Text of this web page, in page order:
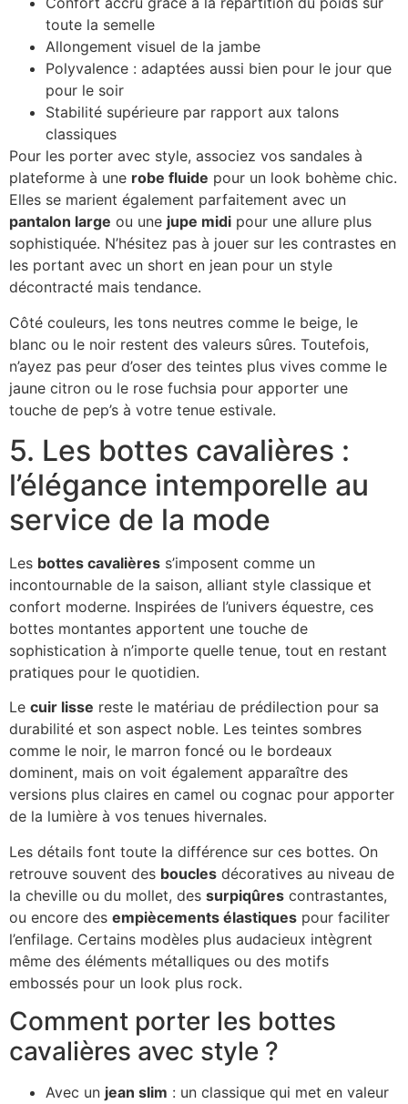
toute la semelle
Allongement visuel de la jambe
Polyvalence : adaptées aussi bien pour le jour que
pour le soir
Stabilité supérieure par rapport aux talons
classiques
Pour les porter avec style, associez vos sandales à
plateforme à une robe fluide pour un look bohème chic.
Elles se marient également parfaitement avec un
pantalon large ou une jupe midi pour une allure plus
sophistiquée. N’hésitez pas à jouer sur les contrastes en
les portant avec un short en jean pour un style
décontracté mais tendance.
Côté couleurs, les tons neutres comme le beige, le
blanc ou le noir restent des valeurs sûres. Toutefois,
n’ayez pas peur d’oser des teintes plus vives comme le
jaune citron ou le rose fuchsia pour apporter une
touche de pep’s à votre tenue estivale.
5. Les bottes cavalières :
l’élégance intemporelle au
service de la mode
Les bottes cavalières s’imposent comme un
incontournable de la saison, alliant style classique et
confort moderne. Inspirées de l’univers équestre, ces
bottes montantes apportent une touche de
sophistication à n’importe quelle tenue, tout en restant
pratiques pour le quotidien.
Le cuir lisse reste le matériau de prédilection pour sa
durabilité et son aspect noble. Les teintes sombres
comme le noir, le marron foncé ou le bordeaux
dominent, mais on voit également apparaître des
versions plus claires en camel ou cognac pour apporter
de la lumière à vos tenues hivernales.
Les détails font toute la différence sur ces bottes. On
retrouve souvent des boucles décoratives au niveau de
la cheville ou du mollet, des surpiqûres contrastantes,
ou encore des empiècements élastiques pour faciliter
l’enfilage. Certains modèles plus audacieux intègrent
même des éléments métalliques ou des motifs
embossés pour un look plus rock.
Comment porter les bottes
cavalières avec style ?
Avec un jean slim : un classique qui met en valeur